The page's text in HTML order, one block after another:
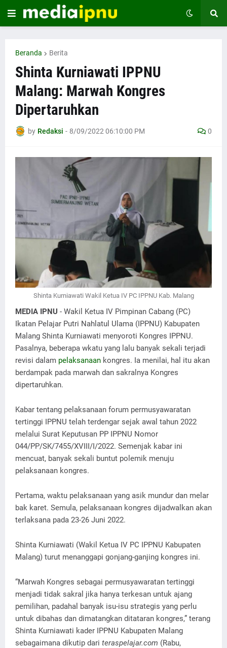
Beranda Berita
Shinta Kurniawati IPPNU
Malang: Marwah Kongres
Dipertaruhkan
by Redaksi - 8/09/2022 06:10:00 PM 0
Shinta Kurniawati Wakil Ketua IV PC IPPNU Kab. Malang
MEDIA IPNU - Wakil Ketua IV Pimpinan Cabang (PC)
Ikatan Pelajar Putri Nahlatul Ulama (IPPNU) Kabupaten
Malang Shinta Kurniawati menyoroti Kongres IPPNU.
Pasalnya, beberapa wkatu yang lalu banyak sekali terjadi
revisi dalam pelaksanaan kongres. Ia menilai, hal itu akan
berdampak pada marwah dan sakralnya Kongres
dipertaruhkan.
Kabar tentang pelaksanaan forum permusyawaratan
tertinggi IPPNU telah terdengar sejak awal tahun 2022
melalui Surat Keputusan PP IPPNU Nomor
044/PP/SK/7455/XVIII/I/2022. Semenjak kabar ini
mencuat, banyak sekali buntut polemik menuju
pelaksanaan kongres.
Pertama, waktu pelaksanaan yang asik mundur dan melar
bak karet. Semula, pelaksanaan kongres dijadwalkan akan
terlaksana pada 23-26 Juni 2022.
Shinta Kurniawati (Wakil Ketua IV PC IPPNU Kabupaten
Malang) turut menanggapi gonjang-ganjing kongres ini.
“Marwah Kongres sebagai permusyawaratan tertinggi
menjadi tidak sakral jika hanya terkesan untuk ajang
pemilihan, padahal banyak isu-isu strategis yang perlu
untuk dibahas dan dimatangkan ditataran kongres,” terang
Shinta Kurniawati kader IPPNU Kabupaten Malang
sebagaimana dikutip dari teraspelajar.com (Rabu,